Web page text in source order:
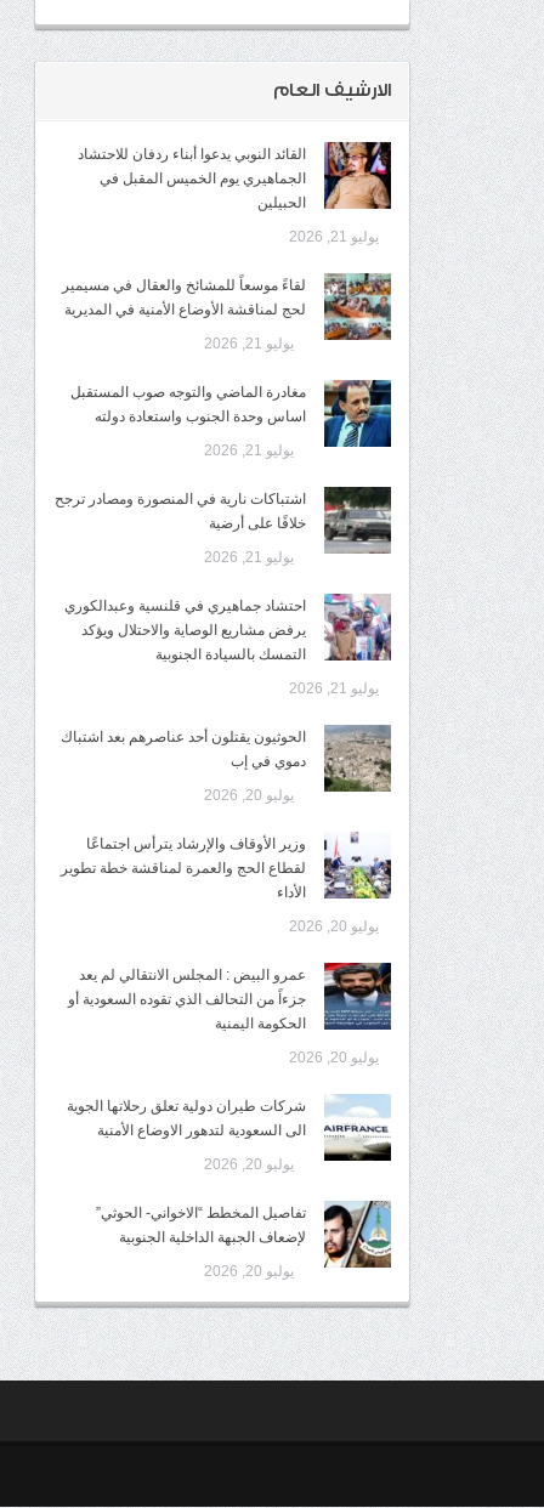
الارشيف العام
القائد النوبي يدعوا أبناء ردفان للاحتشاد
الجماهيري يوم الخميس المقبل في
الحبيلين
يوليو 21, 2026
لقاءً موسعاً للمشائخ والعقال في مسيمير
لحج لمناقشة الأوضاع الأمنية في المديرية
يوليو 21, 2026
مغادرة الماضي والتوجه صوب المستقبل
اساس وحدة الجنوب واستعادة دولته
يوليو 21, 2026
اشتباكات نارية في المنصورة ومصادر ترجح
خلافًا على أرضية
يوليو 21, 2026
احتشاد جماهيري في قلنسية وعبدالكوري
يرفض مشاريع الوصاية والاحتلال ويؤكد
التمسك بالسيادة الجنوبية
يوليو 21, 2026
الحوثيون يقتلون أحد عناصرهم بعد اشتباك
دموي في إب
يوليو 20, 2026
وزير الأوقاف والإرشاد يترأس اجتماعًا
لقطاع الحج والعمرة لمناقشة خطة تطوير
الأداء
يوليو 20, 2026
عمرو البيض : المجلس الانتقالي لم يعد
جزءاً من التحالف الذي تقوده السعودية أو
الحكومة اليمنية
يوليو 20, 2026
شركات طيران دولية تعلق رحلاتها الجوية
الى السعودية لتدهور الاوضاع الأمنية
يوليو 20, 2026
تفاصيل المخطط “الاخواني- الحوثي”
لإضعاف الجبهة الداخلية الجنوبية
يوليو 20, 2026